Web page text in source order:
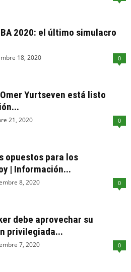
2020: el último simulacro
18, 2020 0
Yurtseven está listo
21, 2020 0
opuestos para los
| Información...
8, 2020 0
debe aprovechar su
privilegiada...
7, 2020 0